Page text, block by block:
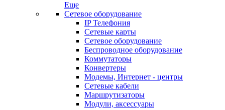
Еще
Сетевое оборудование
IP Телефония
Сетевые карты
Сетевое оборудование
Беспроводное оборудование
Коммутаторы
Конвертеры
Модемы, Интернет - центры
Сетевые кабели
Маршрутизаторы
Модули, аксессуары